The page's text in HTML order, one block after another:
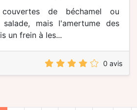
de béchamel ou
salade, mais l'amertume des
un frein à les...
0 avis